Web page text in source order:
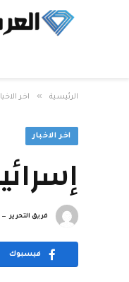
الرئيسية » اخر
اخر الاخبار
فريق التحرير
فيسبوك